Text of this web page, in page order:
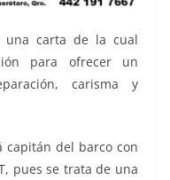
una carta de la cual
para ofrecer un
carisma y
capitán del barco con
pues se trata de una